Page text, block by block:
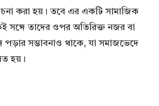
করা হয়। তবে এর একটি সামাজিক
সঙ্গে তাদের ওপর অতিরিক্ত নজর বা
পড়ার সম্ভাবনাও থাকে, যা সমাজভেদে
হয়।